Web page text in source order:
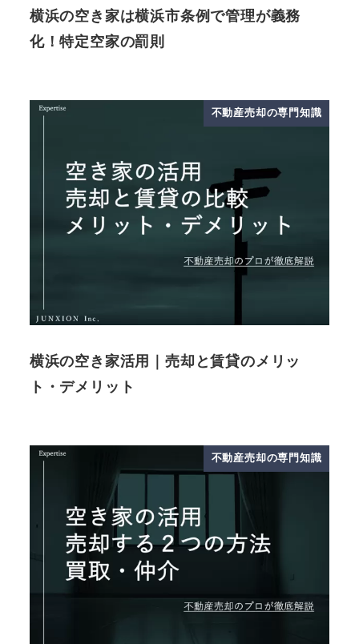
横浜の空き家は横浜市条例で管理が義務
化！特定空家の罰則
不動産売却の専門知識
横浜の空き家活用｜売却と賃貸のメリッ
ト・デメリット
不動産売却の専門知識